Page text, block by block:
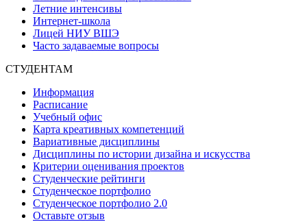
Летние интенсивы
Интернет-школа
Лицей НИУ ВШЭ
Часто задаваемые вопросы
СТУДЕНТАМ
Информация
Расписание
Учебный офис
Карта креативных компетенций
Вариативные дисциплины
Дисциплины по истории дизайна и искусства
Критерии оценивания проектов
Студенческие рейтинги
Студенческое портфолио
Студенческое портфолио 2.0
Оставьте отзыв